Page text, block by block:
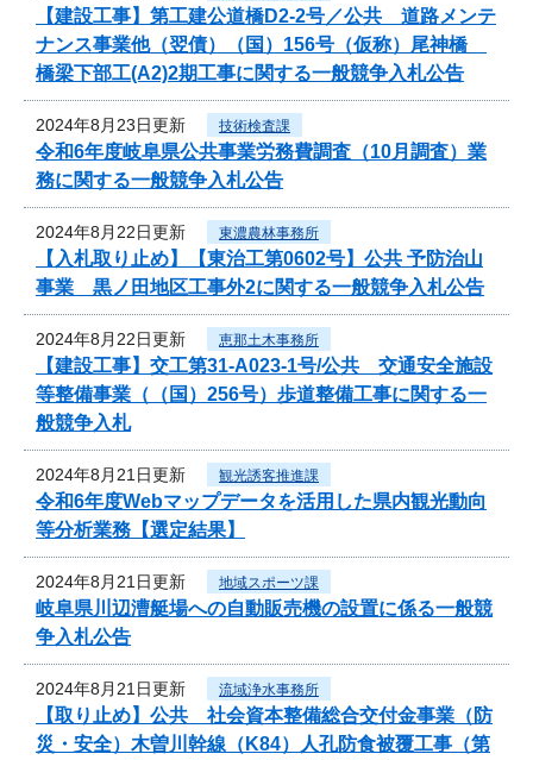
【建設工事】第工建公道橋D2-2号／公共 道路メンテ
ナンス事業他（翌債）（国）156号（仮称）尾神橋
橋梁下部工(A2)2期工事に関する一般競争入札公告
2024年8月23日更新 技術検査課
令和6年度岐阜県公共事業労務費調査（10月調査）業
務に関する一般競争入札公告
2024年8月22日更新 東濃農林事務所
【入札取り止め】【東治工第0602号】公共 予防治山
事業 黒ノ田地区工事外2に関する一般競争入札公告
2024年8月22日更新 恵那土木事務所
【建設工事】交工第31-A023-1号/公共 交通安全施設
等整備事業（（国）256号）歩道整備工事に関する一
般競争入札
2024年8月21日更新 観光誘客推進課
令和6年度Webマップデータを活用した県内観光動向
等分析業務【選定結果】
2024年8月21日更新 地域スポーツ課
岐阜県川辺漕艇場への自動販売機の設置に係る一般競
争入札公告
2024年8月21日更新 流域浄水事務所
【取り止め】公共 社会資本整備総合交付金事業（防
災・安全）木曽川幹線（K84）人孔防食被覆工事（第